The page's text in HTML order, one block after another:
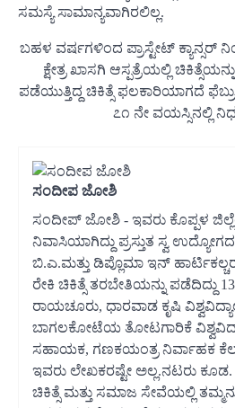
ಸಮಸ್ಯೆ ಸಾಮಾನ್ಯವಾಗಿರಲಿಲ್ಲ.
ಬಹಳ ವರ್ಷಗಳಿಂದ ಪ್ರಾಸ್ಟೇಟ್ ಕ್ಯಾನ್ಸರ್
ಕ್ಷೇತ್ರ ಖಾಸಗಿ ಆಸ್ಪತ್ರೆಯಲ್ಲಿ
ಪಡೆಯುತ್ತಿದ್ದ ಚಿಕಿತ್ಸೆ ಫಲಕಾರಿಯಾಗದೆ
೭೧ ನೇ ವಯಸ್ಸಿನಲ್ಲಿ
ಸಂದೀಪ ಜೋಶಿ
ಸಂದೀಪ್ ಜೋಶಿ - ಇವರು ಕೊಪ್ಪಳ
ನಿವಾಸಿಯಾಗಿದ್ದು ಪ್ರಸ್ತುತ ಸ್ವ
ಬಿ.ಎ.ಮತ್ತು ಡಿಪ್ಲೊಮಾ ಇನ್
ರೇಕಿ ಚಿಕಿತ್ಸೆ ತರಬೇತಿಯನ್ನು ಪಡೆದಿದ್ದು
ರಾಯಚೂರು, ಧಾರವಾಡ ಕೃಷಿ
ಬಾಗಲಕೋಟೆಯ ತೋಟಗಾರಿಕೆ
ಸಹಾಯಕ, ಗಣಕಯಂತ್ರ ನಿರ್ವಾಹಕ
ಇವರು ಲೇಖಕರಷ್ಟೇ ಅಲ್ಲ.‌ನಟರು
ಚಿಕಿತ್ಸೆ ಮತ್ತು ಸಮಾಜ ಸೇವೆಯಲ್ಲಿ